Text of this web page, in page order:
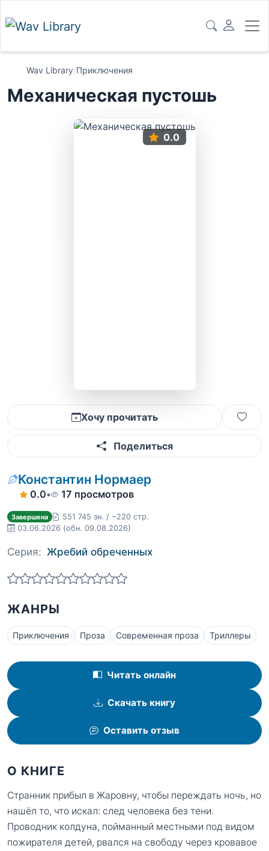
Wav Library/Приключения
Механическая пустошь
0.0
Хочу прочитать
Поделиться
Константин Нормаер
0.0• 17 просмотров
Завершена
551 745 зн. / ~220 стр.
03.06.2026 (обн. 09.08.2026)
Серия: Жребий обреченных
ЖАНРЫ
Приключения Проза Современная проза Триллеры
Читать онлайн
Скачать книгу
Оставить отзыв
О КНИГЕ
Странник прибыл в Жаровну, чтобы переждать ночь, но
нашёл то, что искал: след человека без тени.
Проводник колдуна, пойманный местными под видом
пожирателя детей, рвался на свободу через кровавое